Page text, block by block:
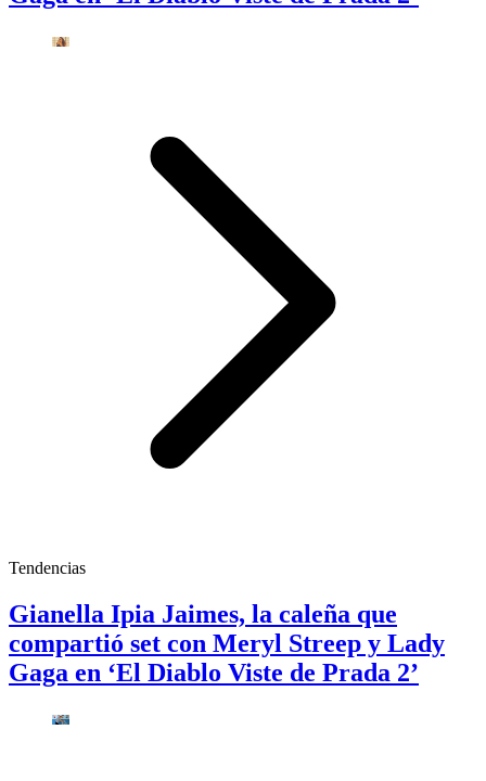
Tendencias
Gianella Ipia Jaimes, la caleña que
compartió set con Meryl Streep y Lady
Gaga en ‘El Diablo Viste de Prada 2’